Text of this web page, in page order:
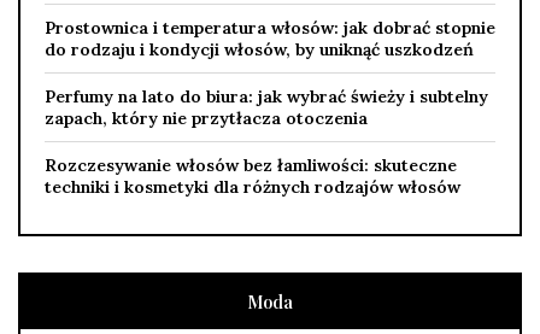
Prostownica i temperatura włosów: jak dobrać stopnie
do rodzaju i kondycji włosów, by uniknąć uszkodzeń
Perfumy na lato do biura: jak wybrać świeży i subtelny
zapach, który nie przytłacza otoczenia
Rozczesywanie włosów bez łamliwości: skuteczne
techniki i kosmetyki dla różnych rodzajów włosów
Moda